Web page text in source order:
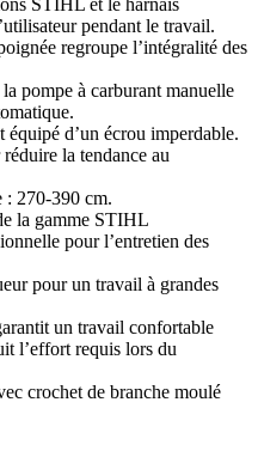
STIHL et le harnais
pendant le travail.
regroupe l’intégralité des
pompe à carburant manuelle
d’un écrou imperdable.
la tendance au
: 270-390 cm.
la gamme STIHL
pour l’entretien des
pour un travail à grandes
un travail confortable
l’effort requis lors du
crochet de branche moulé